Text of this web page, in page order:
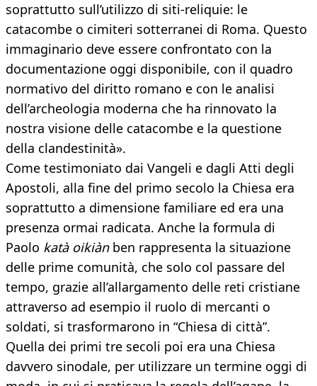
soprattutto sull’utilizzo di siti-reliquie: le
catacombe o cimiteri sotterranei di Roma. Questo
immaginario deve essere confrontato con la
documentazione oggi disponibile, con il quadro
normativo del diritto romano e con le analisi
dell’archeologia moderna che ha rinnovato la
nostra visione delle catacombe e la questione
della clandestinità».
Come testimoniato dai Vangeli e dagli Atti degli
Apostoli, alla fine del primo secolo la Chiesa era
soprattutto a dimensione familiare ed era una
presenza ormai radicata. Anche la formula di
Paolo katà oikiànben rappresenta la situazione
delle prime comunità, che solo col passare del
tempo, grazie all’allargamento delle reti cristiane
attraverso ad esempio il ruolo di mercanti o
soldati, si trasformarono in “Chiesa di città”.
Quella dei primi tre secoli poi era una Chiesa
davvero sinodale, per utilizzare un termine oggi di